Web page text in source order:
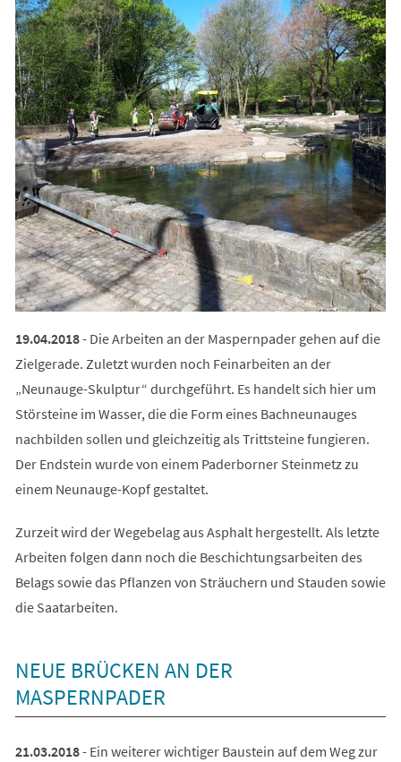
19.04.2018- Die Arbeiten an der Maspernpader gehen auf die
Zielgerade. Zuletzt wurden noch Feinarbeiten an der
„Neunauge-Skulptur“ durchgeführt. Es handelt sich hier um
Störsteine im Wasser, die die Form eines Bachneunauges
nachbilden sollen und gleichzeitig als Trittsteine fungieren.
Der Endstein wurde von einem Paderborner Steinmetz zu
einem Neunauge-Kopf gestaltet.
Zurzeit wird der Wegebelag aus Asphalt hergestellt. Als letzte
Arbeiten folgen dann noch die Beschichtungsarbeiten des
Belags sowie das Pflanzen von Sträuchern und Stauden sowie
die Saatarbeiten.
NEUE BRÜCKEN AN DER
MASPERNPADER
21.03.2018- Ein weiterer wichtiger Baustein auf dem Weg zur